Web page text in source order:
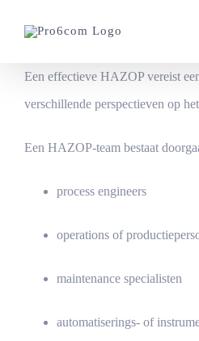
Een effectieve HAZOP vereist
verschillende perspectieven op
Een HAZOP-team bestaat
process engineers
operations of
maintenance specialisten
automatiserings- of